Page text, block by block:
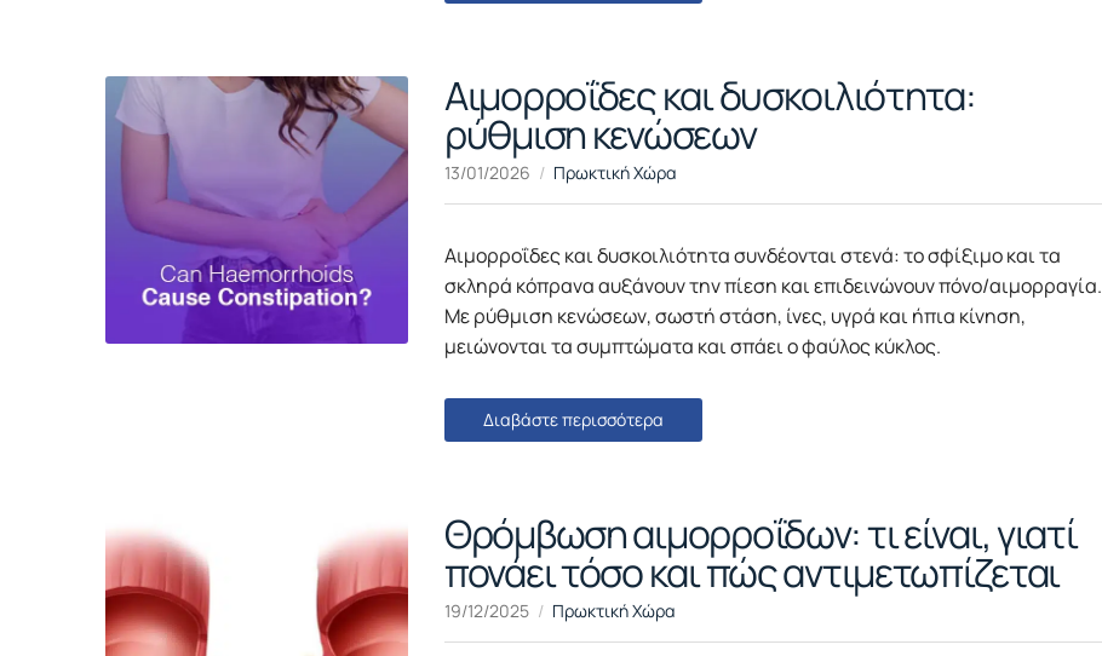
Αιμορροΐδες και δυσκοιλιότητα:
ρύθμιση κενώσεων
13/01/2026 Πρωκτική Χώρα
Αιμορροΐδες και δυσκοιλιότητα συνδέονται στενά: το σφίξιμο και τα
σκληρά κόπρανα αυξάνουν την πίεση και επιδεινώνουν πόνο/αιμορραγία.
Με ρύθμιση κενώσεων, σωστή στάση, ίνες, υγρά και ήπια κίνηση,
μειώνονται τα συμπτώματα και σπάει ο φαύλος κύκλος.
Διαβάστε περισσότερα
Θρόμβωση αιμορροΐδων: τι είναι, γιατί
πονάει τόσο και πώς αντιμετωπίζεται
19/12/2025 Πρωκτική Χώρα